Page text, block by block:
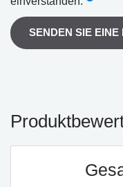
SENDEN SIE EINE